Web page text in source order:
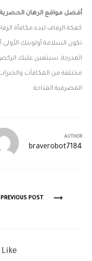
أفضل مواقع الرهان الحصرية
كعكة الزفاف لبدء مكافأة
تكون السلامة أولويتك
المدرجة, سيتعين عليك
مختلفة من المكافآت
المصرفية المتاحة
AUTHOR
braverobot7184
PREVIOUS POST